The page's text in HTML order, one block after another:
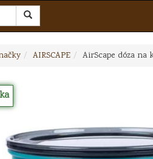
AIRSCAPE AirScape dóza na